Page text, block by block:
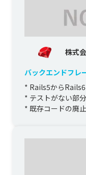
株式
バックエンドフレ
* Rails5から
* テストがない部
* 既存コードの廃